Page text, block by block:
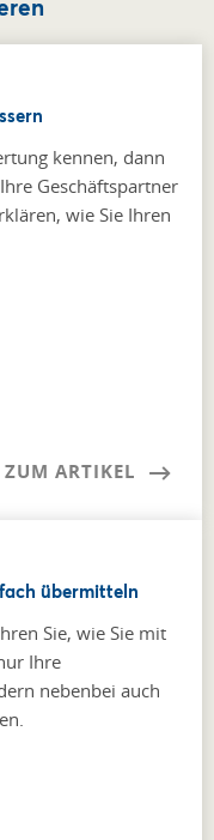
kennen, dann
Geschäftspartner
wie Sie Ihren
ZUM ARTIKEL
übermitteln
Sie, wie Sie mit
Ihre
nebenbei auch